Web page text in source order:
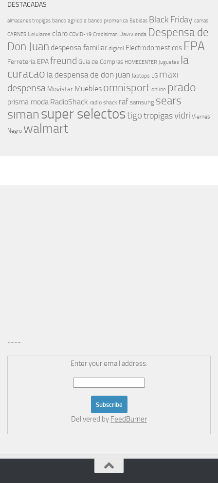
DESTACADAS
almacenes tropigas banco agricola banco promerica Bebidas Black Friday camas
CARNES Celulares claro COVID-19 Credisiman Davivienda Despensa de
Don Juan despensa familiar digicel Electrodomesticos EPA
Ferreteria EPAfreund Guia de Compras HOMECENTER Juguetes la
curacao la despensa de don juan laptops LG maxi
despensa Movistar Muebles omnisport online prado
prisma moda RadioShack radio shack raf samsung sears
simansuper selectostigotropigasvidri Viernes
Negro walmart
----
Enter your email address:
Delivered by FeedBurner